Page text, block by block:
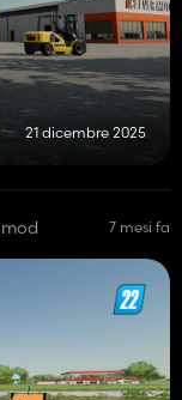
21 dicembre 2025
7 mesi fa